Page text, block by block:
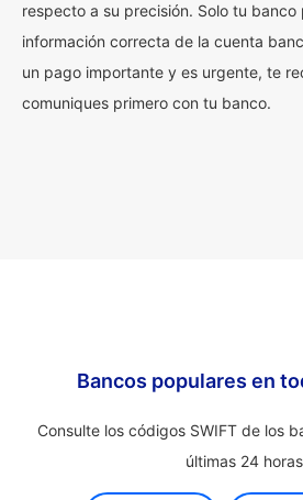
respecto a su precisión. Solo tu banco
información correcta de la cuenta
un pago importante y es urgente, te
comuniques primero con tu banco.
Bancos populares en
Consulte los códigos SWIFT de los
últimas 24